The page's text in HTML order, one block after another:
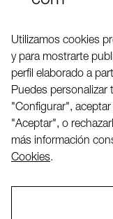
Twitter
LinkedIN
2026 ©
Utilizamos cookies
y para mostrarte
perfil elaborado a
Puedes personalizar
"Configurar",
"Aceptar", o
más información
Cookies.